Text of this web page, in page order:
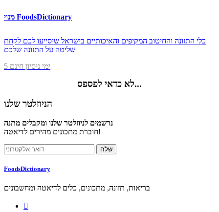
מנוי FoodsDictionary
כלי התזונה והחיטוב המקיפים והאיכותיים בישראל שיסייעו לכם לקחת
שליטה על התזונה שלכם
5 ימי ניסיון חינם
לא כדאי לפספס...
הניוזלטר שלנו
נרשמים לניוזלטר שלנו ומקבלים מתנה
חוברת מתכונים מהירים לדיאטה!
FoodsDictionary
בריאות, תזונה, מתכונים, כלים לדיאטה ומחשבונים
